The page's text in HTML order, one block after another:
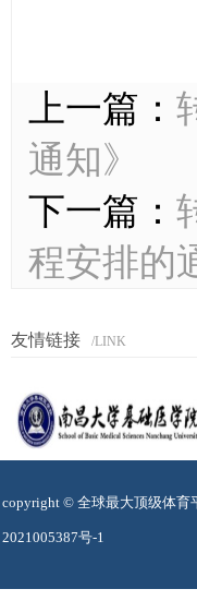
上一篇：
通知》
下一篇：
程安排的
友情链接 /LINK
copyright © 全球最大顶级体
2021005387号-1